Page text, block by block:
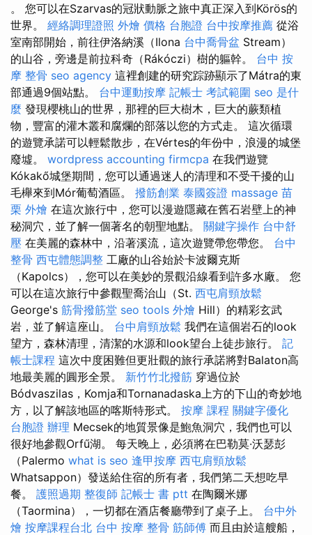
。 您可以在Szarvas的冠狀動脈之旅中真正深入到Körös的
世界。 經絡調理證照 外燴 價格 台胞證 台中按摩推薦 從浴
室南部開始，前往伊洛納溪（Ilona 台中喬骨盆 Stream）
的山谷，旁邊是前拉科奇（Rákóczi）樹的軀幹。 台中 按
摩 整骨 seo agency 這裡創建的研究踪跡顯示了Mátra的東
部通過9個站點。 台中運動按摩 記帳士 考試範圍 seo 是什
麼 發現櫻桃山的世界，那裡的巨大樹木，巨大的蕨類植
物，豐富的灌木叢和腐爛的部落以您的方式走。 這次循環
的遊覽承諾可以輕鬆散步，在Vértes的年份中，浪漫的城堡
廢墟。 wordpress accounting firmcpa 在我們遊覽
Kókakő城堡期間，您可以通過迷人的清理和不受干擾的山
毛櫸來到Mór葡萄酒區。 撥筋創業 泰國簽證 massage 苗
栗 外燴 在這次旅行中，您可以漫遊隱藏在舊石岩壁上的神
秘洞穴，並了解一個著名的朝聖地點。 關鍵字操作 台中舒
壓 在美麗的森林中，沿著溪流，這次遊覽帶您帶您。 台中
整骨 西屯體態調整 工廠的山谷始於卡波爾克斯
（Kapolcs），您可以在美妙的景觀沿線看到許多水廠。 您
可以在這次旅行中參觀聖喬治山（St. 西屯肩頸放鬆
George's 筋骨撥筋堂 seo tools 外燴 Hill）的精彩玄武
岩，並了解這座山。 台中肩頸放鬆 我們在這個岩石的look
望方，森林清理，清潔的水源和look望台上徒步旅行。 記
帳士課程 這次中度困難但更壯觀的旅行承諾將對Balaton高
地最美麗的圓形全景。 新竹竹北撥筋 穿過位於
Bódvaszilas，Komja和Tornanadaska上方的下山的奇妙地
方，以了解該地區的喀斯特形式。 按摩 課程 關鍵字優化
台胞證 辦理 Mecsek的地質景像是鮑魚洞穴，我們也可以
很好地參觀Orfű湖。 每天晚上，必須將在巴勒莫·沃瑟彭
（Palermo what is seo 逢甲按摩 西屯肩頸放鬆
Whatsappon）發送給住宿的所有者，我們第二天想吃早
餐。 護照過期 整復師 記帳士 書 ptt 在陶爾米娜
（Taormina），一切都在酒店餐廳帶到了桌子上。 台中外
燴 按摩課程台北 台中 按摩 整骨 筋師傅 而且由於這艘船，